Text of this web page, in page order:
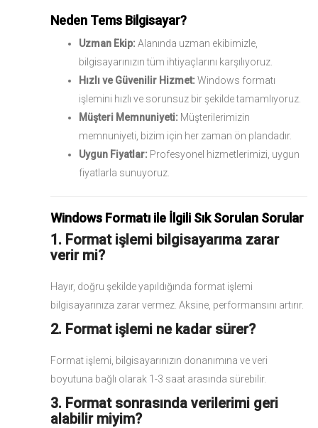
Neden Tems Bilgisayar?
Uzman Ekip: Alanında uzman ekibimizle,
bilgisayarınızın tüm ihtiyaçlarını karşılıyoruz.
Hızlı ve Güvenilir Hizmet: Windows formatı
işlemini hızlı ve sorunsuz bir şekilde tamamlıyoruz.
Müşteri Memnuniyeti: Müşterilerimizin
memnuniyeti, bizim için her zaman ön plandadır.
Uygun Fiyatlar: Profesyonel hizmetlerimizi, uygun
fiyatlarla sunuyoruz.
Windows Formatı ile İlgili Sık Sorulan Sorular
1. Format işlemi bilgisayarıma zarar
verir mi?
Hayır, doğru şekilde yapıldığında format işlemi
bilgisayarınıza zarar vermez. Aksine, performansını artırır.
2. Format işlemi ne kadar sürer?
Format işlemi, bilgisayarınızın donanımına ve veri
boyutuna bağlı olarak 1-3 saat arasında sürebilir.
3. Format sonrasında verilerimi geri
alabilir miyim?